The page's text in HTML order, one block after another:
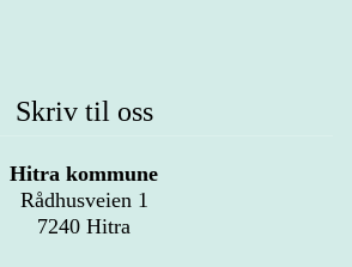
Skriv til oss
Hitra kommune
Rådhusveien 1
7240 Hitra